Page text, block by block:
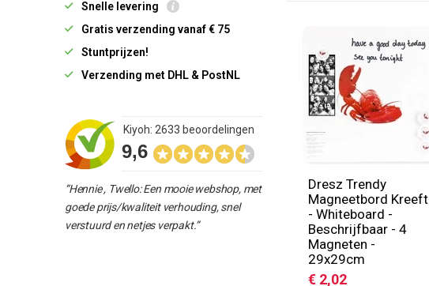
Dresz Trendy
Magneetbord Kreeft
- Whiteboard -
Beschrijfbaar - 4
Magneten -
29x29cm
€ 2,02
Snelle levering
Gratis verzending vanaf € 75
Stuntprijzen!
Verzending met DHL & PostNL
9,6
Kiyoh: 2633 beoordelingen
“Hennie , Twello: Een mooie webshop, met
goede prijs/kwaliteit verhouding, snel
verstuurd en netjes verpakt.”